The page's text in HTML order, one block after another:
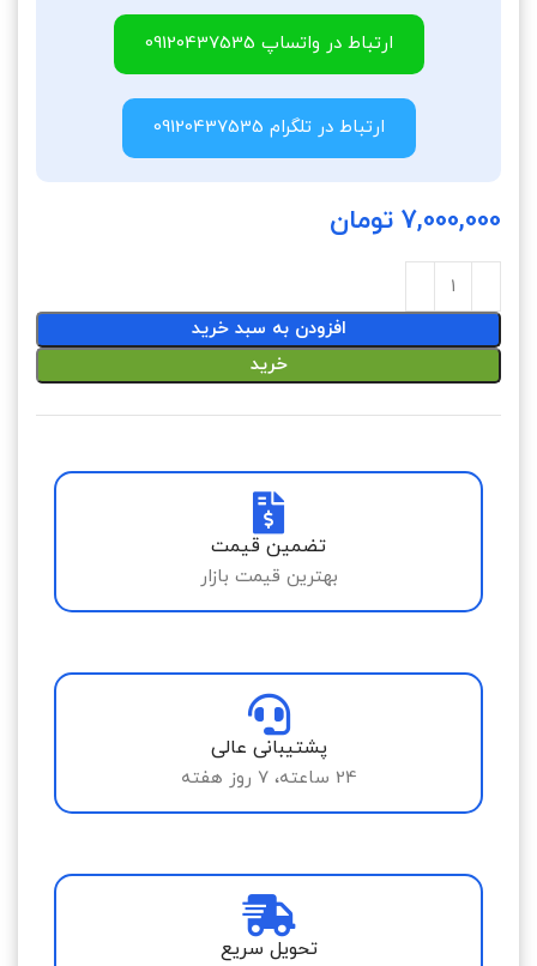
ارتباط در واتساپ 09120437535
ارتباط در تلگرام 09120437535
7,000,000 تومان
افزودن به سبد خرید
خرید
تضمین قیمت
بهترین قیمت بازار
پشتیبانی عالی
24 ساعته، 7 روز هفته
تحویل سریع